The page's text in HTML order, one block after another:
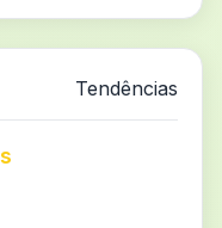
Tendências